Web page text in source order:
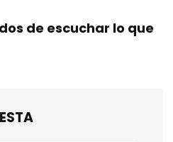
de escuchar lo que